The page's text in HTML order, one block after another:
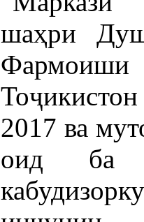
шаҳри
2017 ва
оид ба